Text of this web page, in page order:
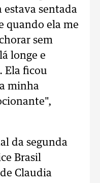
sentada
quando ela me
sem
longe e
Ela ficou
minha
da segunda
Brasil
Claudia